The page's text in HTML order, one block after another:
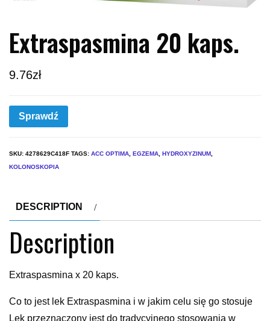
Extraspasmina 20 kaps.
9.76zł
Sprawdź
SKU: 4278629C418F TAGS: ACC OPTIMA, EGZEMA, HYDROXYZINUM,
KOLONOSKOPIA
DESCRIPTION
Description
Extraspasmina x 20 kaps.
Co to jest lek Extraspasmina i w jakim celu się go stosuje
Lek przeznaczony jest do tradycyjnego stosowania w